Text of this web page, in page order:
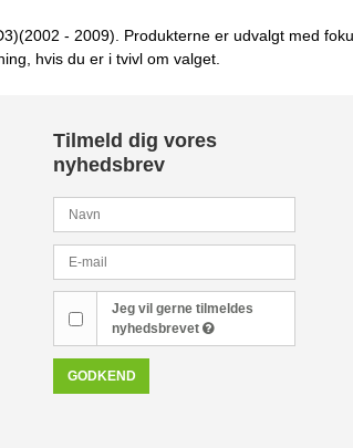
- 2009). Produkterne er udvalgt med
hvis du er i tvivl om valget.
Tilmeld dig vores
nyhedsbrev
Jeg vil gerne tilmeldes
nyhedsbrevet
GODKEND